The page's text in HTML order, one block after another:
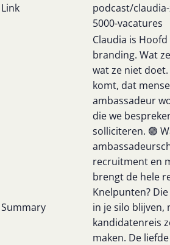
Link
podcast/
5000-vacatures
Summary
Claudia is
branding. Wat
wat ze niet
komt, dat
ambassadeur
die we
solliciteren. 🟢
recruitment en
brengt de hele
Knelpunten?
in je silo blijven,
kandidatenreis
maken. De